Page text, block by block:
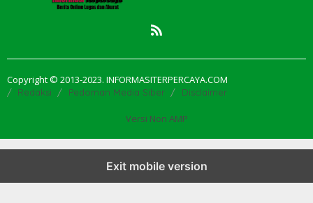
Copyright © 2013-2023. INFORMASITERPERCAYA.COM
Redaksi Pedoman Media Siber Disclaimer
Versi Non AMP
Exit mobile version